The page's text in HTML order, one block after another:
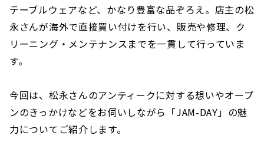
テーブルウェアなど、かなり豊富な品ぞろえ。店主の松
永さんが海外で直接買い付けを行い、販売や修理、ク
リーニング・メンテナンスまでを一貫して行っていま
す。
今回は、松永さんのアンティークに対する想いやオープ
ンのきっかけなどをお伺いしながら「JAM-DAY」の魅
力についてご紹介します。